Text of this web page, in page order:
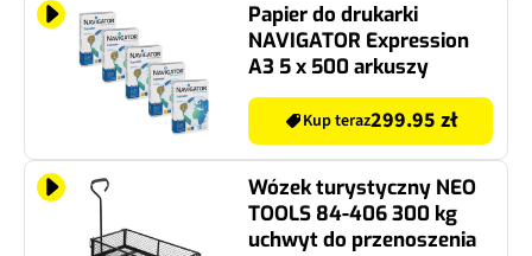
Papier do drukarki
NAVIGATOR Expression
A3 5 x 500 arkuszy
Kup teraz299.95 zł
Wózek turystyczny NEO
TOOLS 84-406 300 kg
uchwyt do przenoszenia